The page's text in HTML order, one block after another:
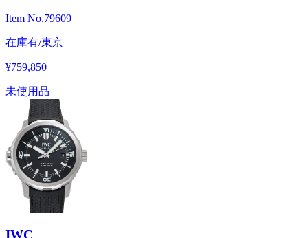
Item No.79609
在庫有/東京
¥759,850
未使用品